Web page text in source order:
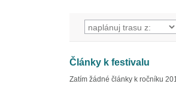
Články k festivalu
Zatím žádné články k ročníku